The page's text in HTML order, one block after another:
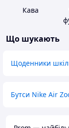
Кава
Що шукають
Щоденники
Бутси Nike Air